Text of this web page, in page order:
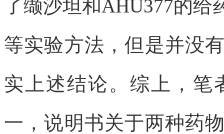
了缬沙坦和AHU377的给
等实验方法，但是并没
实上述结论。综上，笔
一，说明书关于两种药